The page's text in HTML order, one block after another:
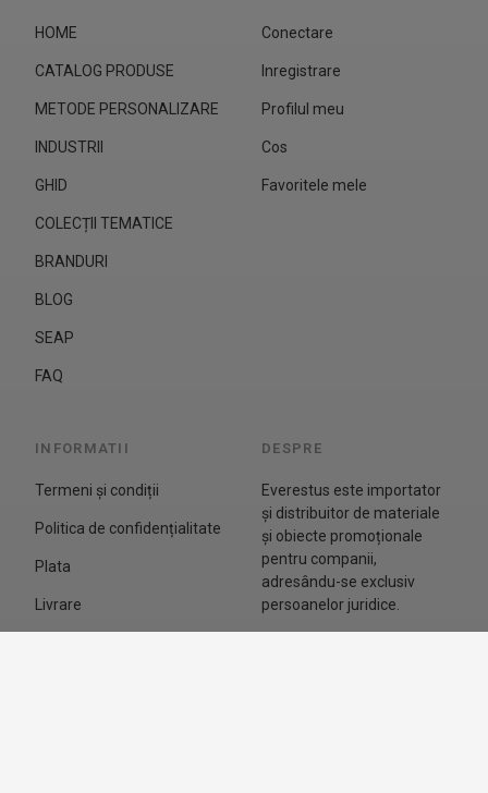
HOME
CATALOG PRODUSE
METODE PERSONALIZARE
INDUSTRII
GHID
COLECȚII TEMATICE
BRANDURI
BLOG
SEAP
FAQ
Conectare
Inregistrare
Profilul meu
Cos
Favoritele mele
INFORMATII
Termeni și condiții
Politica de confidențialitate
Plata
Livrare
DESPRE
Everestus este importator
și distribuitor de materiale
și obiecte promoționale
pentru companii,
adresându-se exclusiv
persoanelor juridice.